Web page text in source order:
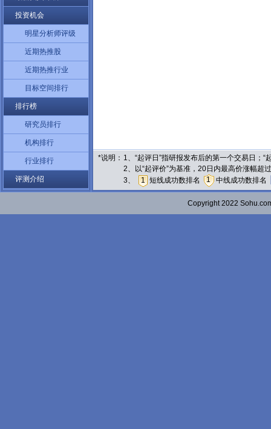
投资机会
明星分析师评级
近期热推股
近期热推行业
目标空间排行
排行榜
研究员排行
机构排行
行业排行
评测介绍
*说明： 1、“起评日”指研报发布后的第一个交易日；
2、以“起评价”为基准，20日内最高价涨幅
3、
1 短线成功数排名 1 中线成功数排名
Copyright 2022